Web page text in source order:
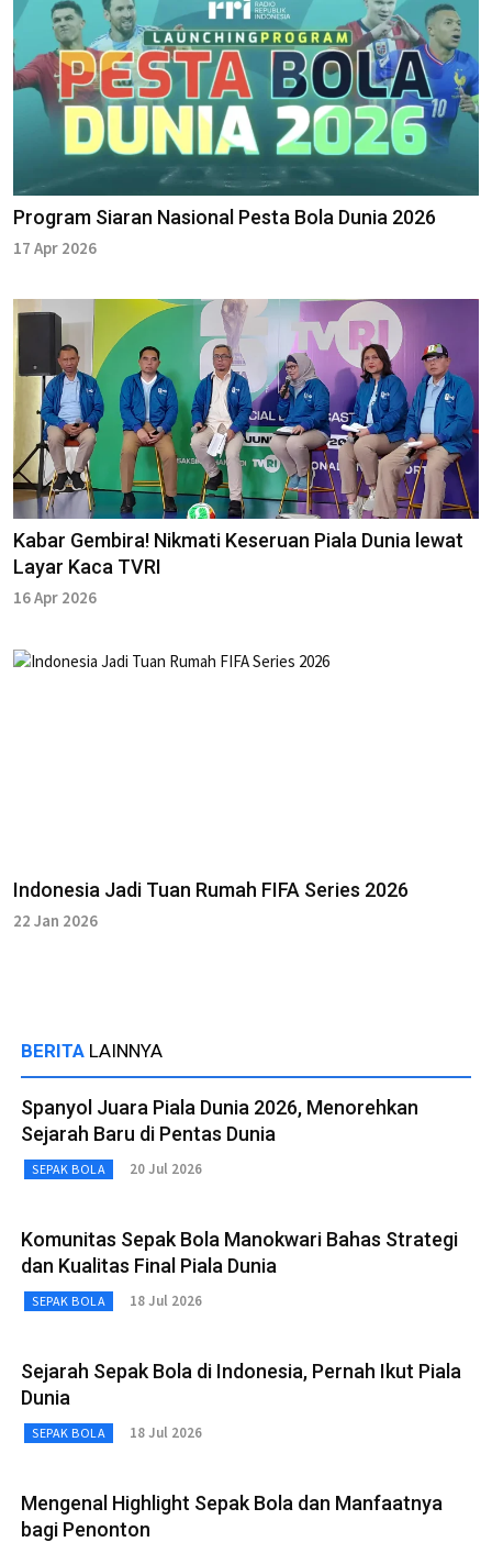
Program Siaran Nasional Pesta Bola Dunia 2026
17 Apr 2026
Kabar Gembira! Nikmati Keseruan Piala Dunia lewat
Layar Kaca TVRI
16 Apr 2026
Indonesia Jadi Tuan Rumah FIFA Series 2026
22 Jan 2026
BERITA LAINNYA
Spanyol Juara Piala Dunia 2026, Menorehkan
Sejarah Baru di Pentas Dunia
SEPAK BOLA 20 Jul 2026
Komunitas Sepak Bola Manokwari Bahas Strategi
dan Kualitas Final Piala Dunia
SEPAK BOLA 18 Jul 2026
Sejarah Sepak Bola di Indonesia, Pernah Ikut Piala
Dunia
SEPAK BOLA 18 Jul 2026
Mengenal Highlight Sepak Bola dan Manfaatnya
bagi Penonton